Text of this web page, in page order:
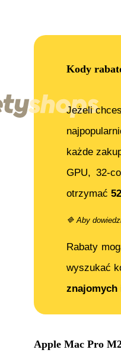
Kody
Jeżeli
każde
GPU, 32-
otrzymać
🔷 Aby
Rabaty
wyszukać
znajomych
Apple Mac Pro